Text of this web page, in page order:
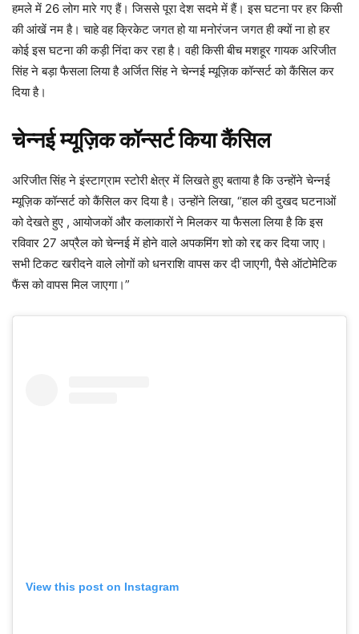
हमले में 26 लोग मारे गए हैं। जिससे पूरा देश सदमे में हैं। इस घटना पर हर किसी
की आंखें नम है। चाहे वह क्रिकेट जगत हो या मनोरंजन जगत ही क्यों ना हो हर
कोई इस घटना की कड़ी निंदा कर रहा है। वही किसी बीच मशहूर गायक अरिजीत
सिंह ने बड़ा फैसला लिया है अर्जित सिंह ने चेन्नई म्यूज़िक कॉन्सर्ट को कैंसिल कर
दिया है।
चेन्नई म्यूज़िक कॉन्सर्ट किया कैंसिल
अरिजीत सिंह ने इंस्टाग्राम स्टोरी क्षेत्र में लिखते हुए बताया है कि उन्होंने चेन्नई
म्यूज़िक कॉन्सर्ट को कैंसिल कर दिया है। उन्होंने लिखा, “हाल की दुखद घटनाओं
को देखते हुए , आयोजकों और कलाकारों ने मिलकर या फैसला लिया है कि इस
रविवार 27 अप्रैल को चेन्नई में होने वाले अपकमिंग शो को रद्द कर दिया जाए।
सभी टिकट खरीदने वाले लोगों को धनराशि वापस कर दी जाएगी, पैसे ऑटोमेटिक
फैंस को वापस मिल जाएगा।”
View this post on Instagram